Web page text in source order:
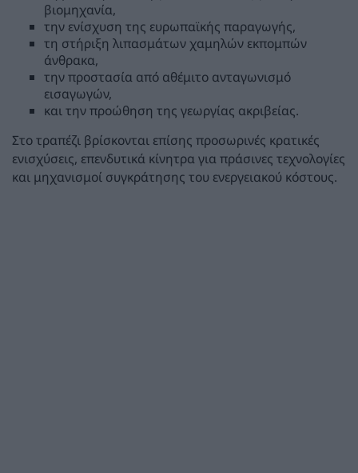
βιομηχανία,
την ενίσχυση της ευρωπαϊκής παραγωγής,
τη στήριξη λιπασμάτων χαμηλών εκπομπών
άνθρακα,
την προστασία από αθέμιτο ανταγωνισμό
εισαγωγών,
και την προώθηση της γεωργίας ακριβείας.
Στο τραπέζι βρίσκονται επίσης προσωρινές κρατικές
ενισχύσεις, επενδυτικά κίνητρα για πράσινες τεχνολογίες
και μηχανισμοί συγκράτησης του ενεργειακού κόστους.